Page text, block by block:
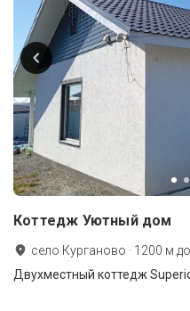
Коттедж Уютный дом
село Курганово · 1200 м до
Двухместный коттедж